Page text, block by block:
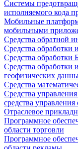
Системы
исполняемого кода
Мобильные
мобильными
Средства обратной
Средства обработки
Средства
Средства обработки
геофизических
Средства
Средства
средства
Отраслевое
Программное
области торговли
Программное